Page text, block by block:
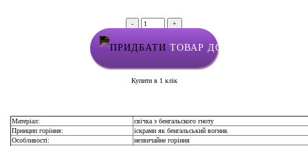
- +
ТОВАР ДОДАНО У КОШИК
Купити в 1 клік
Матеріал:
свічка з бенгальского гноту
Принцип горіння:
іскрами як бенгальський вогник
Особливості:
незвичайне горіння